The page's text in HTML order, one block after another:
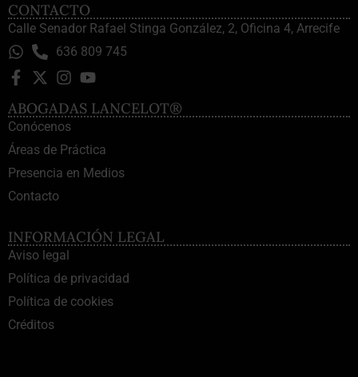
CONTACTO
Calle Senador Rafael Stinga González, 2, Oficina 4, Arrecife
636 809 745
ABOGADAS LANCELOT®
Conócenos
Áreas de Práctica
Presencia en Medios
Contacto
INFORMACIÓN LEGAL
Aviso legal
Política de privacidad
Política de cookies
Créditos